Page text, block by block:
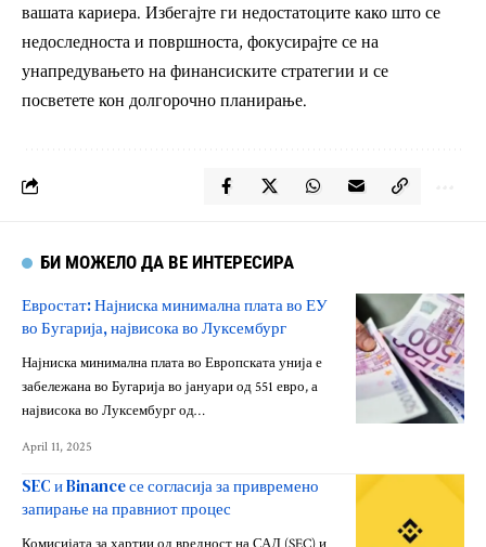
вашата кариера. Избегајте ги недостатоците како што се
недоследноста и површноста, фокусирајте се на
унапредувањето на финансиските стратегии и се
посветете кон долгорочно планирање.
БИ МОЖЕЛО ДА ВЕ ИНТЕРЕСИРА
Евростат: Најниска минимална плата во ЕУ
во Бугарија, највисока во Луксембург
Најниска минимална плата во Европската унија е
забележана во Бугарија во јануари од 551 евро, а
највисока во Луксембург од…
April 11, 2025
SEC и Binance се согласија за привремено
запирање на правниот процес